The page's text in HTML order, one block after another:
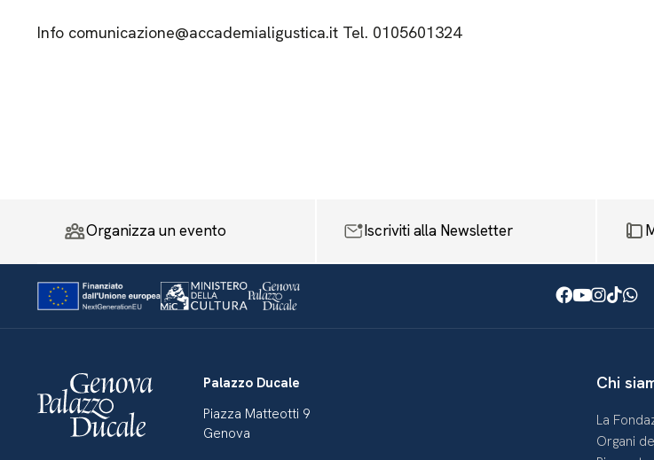
Info comunicazione@accademialigustica.it Tel. 0105601324
Organizza un evento Iscriviti alla Newsletter
Facebook
Youtube
Instagram
TikTok
Palazzo Ducale
Piazza Matteotti 9
Genova
Chi
La
Organi